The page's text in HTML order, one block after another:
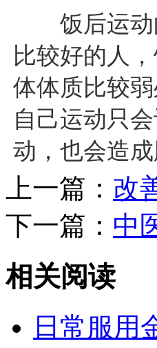
饭后运动
比较好的人
体体质比较
自己运动只
动，也会造
上一篇： 改
下一篇： 中
相关阅读
日常服用